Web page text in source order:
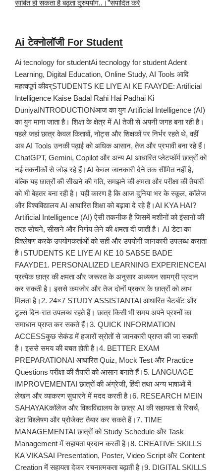
साबित हो सकता है बढ़ता दुरुपयोग..।”संपादित करें
Ai टेक्नोलॉजी For Student
Ai tecnology for studentAi tecnology for student Adent
Learning, Digital Education, Online Study, AI Tools आदि
महत्वपूर्ण कीवर्STUDENTS KE LIYE AI KE FAAYDE: Artificial
Intelligence Kaise Badal Rahi Hai Padhai Ki
DuniyaINTRODUCTIONआज का युग Artificial Intelligence (AI)
का युग माना जाता है। शिक्षा के क्षेत्र में AI तेजी से अपनी जगह बना रही है।
पहले जहां छात्र केवल किताबों, नोट्स और शिक्षकों पर निर्भर रहते थे, वहीं
अब AI Tools उनकी पढ़ाई को अधिक आसान, तेज और प्रभावी बना रहे हैं।
ChatGPT, Gemini, Copilot और अन्य AI आधारित प्लेटफॉर्म छात्रों को
नई तकनीकों से जोड़ रहे हैं।AI केवल जानकारी देने तक सीमित नहीं है,
बल्कि यह छात्रों की सीखने की गति, समझने की क्षमता और परीक्षा की तैयारी
को भी बेहतर बना रही है। यही कारण है कि आज दुनिया भर के स्कूल, कॉलेज
और विश्वविद्यालय AI आधारित शिक्षा को बढ़ावा दे रहे हैं।AI KYA HAI?
Artificial Intelligence (AI) ऐसी तकनीक है जिसमें मशीनों को इंसानों की
तरह सोचने, सीखने और निर्णय लेने की क्षमता दी जाती है। AI डेटा का
विश्लेषण करके उपयोगकर्ताओं को सही और उपयोगी जानकारी उपलब्ध कराता
है।STUDENTS KE LIYE AI KE 10 SABSE BADE
FAAYDE1. PERSONALIZED LEARNING EXPERIENCEAI
प्रत्येक छात्र की क्षमता और जरूरत के अनुसार अध्ययन सामग्री प्रदान
कर सकती है। इससे कमजोर और तेज दोनों प्रकार के छात्रों को लाभ
मिलता है।2. 24×7 STUDY ASSISTANTAI आधारित चैटबॉट और
टूल्स दिन-रात उपलब्ध रहते हैं। छात्र किसी भी समय अपने प्रश्नों का
समाधान प्राप्त कर सकते हैं।3. QUICK INFORMATION
ACCESSकुछ सेकंड में हजारों स्रोतों से जानकारी प्राप्त की जा सकती
है। इससे समय की बचत होती है।4. BETTER EXAM
PREPARATIONAI आधारित Quiz, Mock Test और Practice
Questions परीक्षा की तैयारी को आसान बनाते हैं।5. LANGUAGE
IMPROVEMENTAI छात्रों की अंग्रेजी, हिंदी तथा अन्य भाषाओं में
लेखन और व्याकरण सुधारने में मदद करती है।6. RESEARCH MEIN
SAHAYAKकॉलेज और विश्वविद्यालय के छात्र AI की सहायता से रिसर्च,
डेटा विश्लेषण और प्रोजेक्ट तैयार कर सकते हैं।7. TIME
MANAGEMENTAI छात्रों को Study Schedule और Task
Management में सहायता प्रदान करती है।8. CREATIVE SKILLS
KA VIKASAI Presentation, Poster, Video Script और Content
Creation में सहायता देकर रचनात्मकता बढ़ाती है।9. DIGITAL SKILLS